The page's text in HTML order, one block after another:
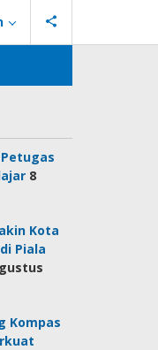
8
Kota
Piala
Kompas